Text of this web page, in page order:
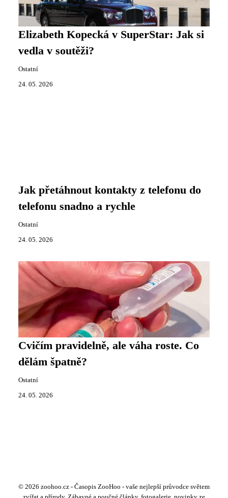
Elizabeth Kopecká v SuperStar: Jak si
vedla v soutěži?
Ostatní
24. 05. 2026
Jak přetáhnout kontakty z telefonu do
telefonu snadno a rychle
Ostatní
24. 05. 2026
Cvičím pravidelně, ale váha roste. Co
dělám špatně?
Ostatní
24. 05. 2026
© 2026 zoohoo.cz - Časopis ZooHoo - vaše nejlepší průvodce světem